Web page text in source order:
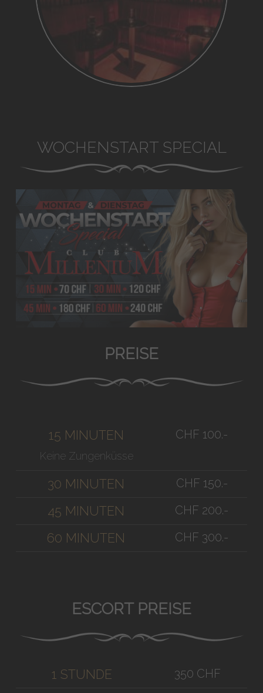
WOCHENSTART SPECIAL
PREISE
15 MINUTEN
Keine Zungenküsse
CHF 100.-
30 MINUTEN CHF 150.-
45 MINUTEN CHF 200.-
60 MINUTEN CHF 300.-
ESCORT PREISE
1 STUNDE 350 CHF